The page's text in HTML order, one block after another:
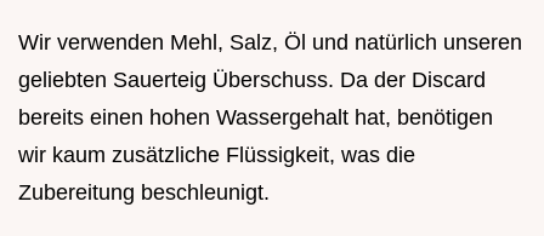
Wir verwenden Mehl, Salz, Öl und natürlich unseren
geliebten Sauerteig Überschuss. Da der Discard
bereits einen hohen Wassergehalt hat, benötigen
wir kaum zusätzliche Flüssigkeit, was die
Zubereitung beschleunigt.